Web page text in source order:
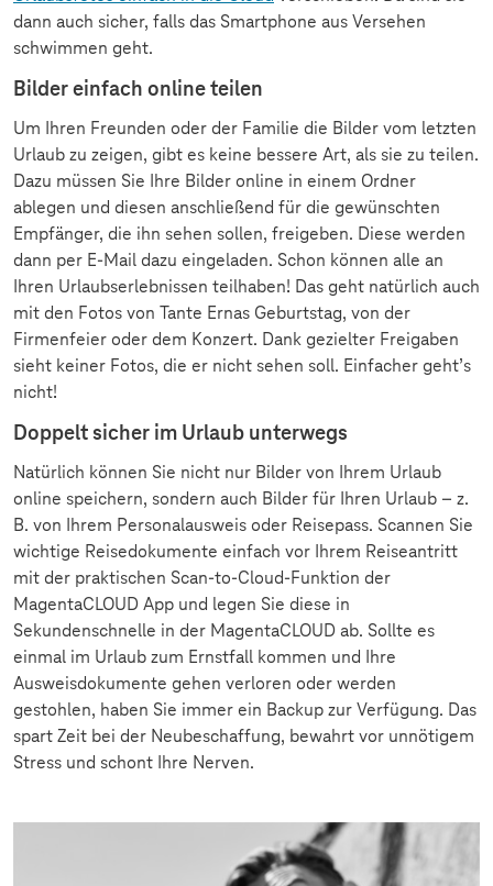
dann auch sicher, falls das Smartphone aus Versehen
schwimmen geht.
Bilder einfach online teilen
Um Ihren Freunden oder der Familie die Bilder vom letzten
Urlaub zu zeigen, gibt es keine bessere Art, als sie zu teilen.
Dazu müssen Sie Ihre Bilder online in einem Ordner
ablegen und diesen anschließend für die gewünschten
Empfänger, die ihn sehen sollen, freigeben. Diese werden
dann per E-Mail dazu eingeladen. Schon können alle an
Ihren Urlaubserlebnissen teilhaben! Das geht natürlich auch
mit den Fotos von Tante Ernas Geburtstag, von der
Firmenfeier oder dem Konzert. Dank gezielter Freigaben
sieht keiner Fotos, die er nicht sehen soll. Einfacher geht’s
nicht!
Doppelt sicher im Urlaub unterwegs
Natürlich können Sie nicht nur Bilder von Ihrem Urlaub
online speichern, sondern auch Bilder für Ihren Urlaub – z.
B. von Ihrem Personalausweis oder Reisepass. Scannen Sie
wichtige Reisedokumente einfach vor Ihrem Reiseantritt
mit der praktischen Scan-to-Cloud-Funktion der
MagentaCLOUD App und legen Sie diese in
Sekundenschnelle in der MagentaCLOUD ab. Sollte es
einmal im Urlaub zum Ernstfall kommen und Ihre
Ausweisdokumente gehen verloren oder werden
gestohlen, haben Sie immer ein Backup zur Verfügung. Das
spart Zeit bei der Neubeschaffung, bewahrt vor unnötigem
Stress und schont Ihre Nerven.